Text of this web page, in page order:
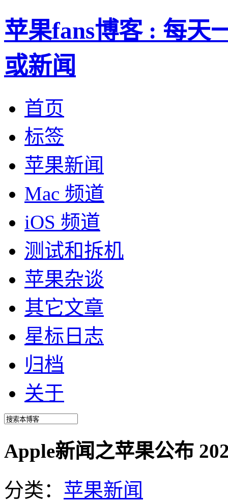
苹果fans博客 : 每天
或新闻
首页
标签
苹果新闻
Mac 频道
iOS 频道
测试和拆机
苹果杂谈
其它文章
星标日志
归档
关于
Apple新闻之苹果公布
分类： 苹果新闻